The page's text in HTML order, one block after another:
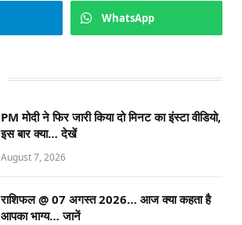
WhatsApp
PM मोदी ने फिर जारी किया दो मिनट का इंस्टा वीडियो,
इस बार क्या… देखें
August 7, 2026
राशिफल @ 07 अगस्त 2026… आज क्या कहता है
आपका भाग्य… जानें